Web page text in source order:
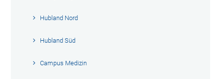
Hubland Nord
Hubland Süd
Campus Medizin